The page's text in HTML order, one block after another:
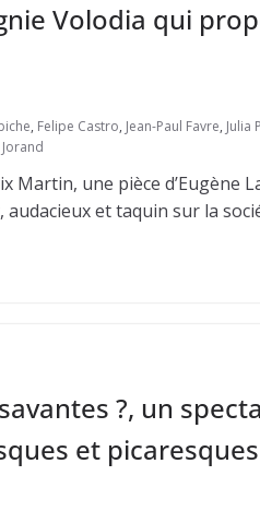
Volodia qui
, Felipe Castro, Jean-Paul Favre, Julia
Martin, une pièce d’Eugène
et taquin sur la
?, un
et